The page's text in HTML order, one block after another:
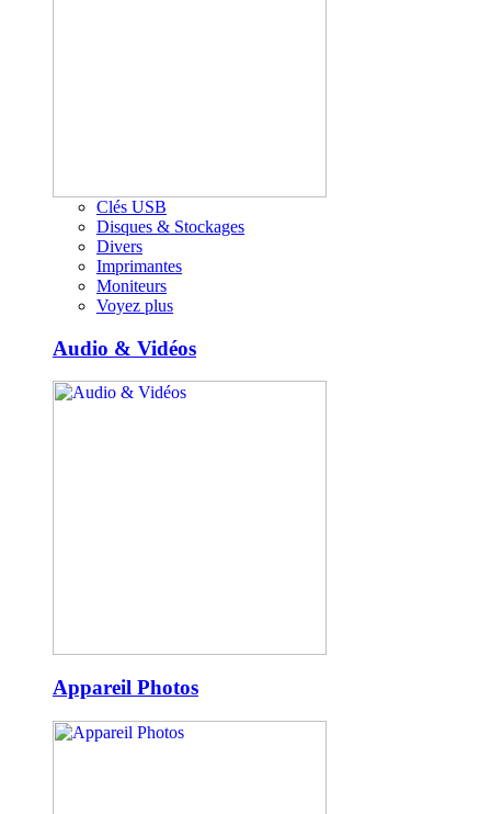
Clés USB
Disques & Stockages
Divers
Imprimantes
Moniteurs
Voyez plus
Audio & Vidéos
Appareil Photos